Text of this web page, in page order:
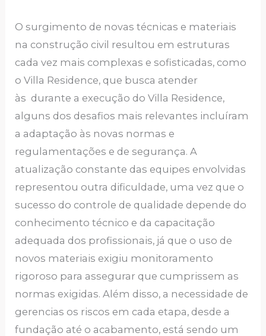
O surgimento de novas técnicas e materiais
na construção civil resultou em estruturas
cada vez mais complexas e sofisticadas, como
o Villa Residence, que busca atender
às durante a execução do Villa Residence,
alguns dos desafios mais relevantes incluíram
a adaptação às novas normas e
regulamentações e de segurança. A
atualização constante das equipes envolvidas
representou outra dificuldade, uma vez que o
sucesso do controle de qualidade depende do
conhecimento técnico e da capacitação
adequada dos profissionais, já que o uso de
novos materiais exigiu monitoramento
rigoroso para assegurar que cumprissem as
normas exigidas. Além disso, a necessidade de
gerencias os riscos em cada etapa, desde a
fundação até o acabamento, está sendo um